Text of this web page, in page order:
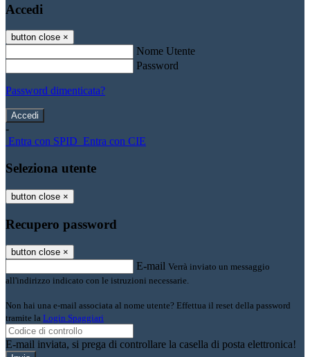
Accedi
button close ×
Nome Utente
Password
Password dimenticata?
-
Entra con SPID Entra con CIE
Seleziona utente
button close ×
Recupero password
button close ×
E-mail Verrà inviato un messaggio
all'indirizzo indicato con le istruzioni necessarie.
Non hai una e-mail associata al nome utente? Effettua il reset della password
tramite la Login Spaggiari
E-mail inviata, si prega di controllare la casella di posta elettronica!